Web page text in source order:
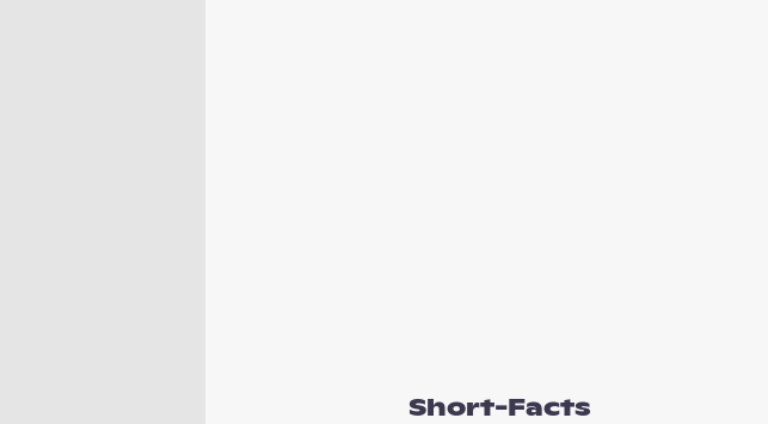
Short-Facts